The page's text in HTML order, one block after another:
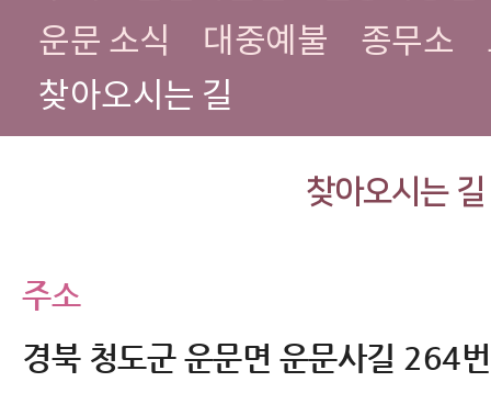
운문 소식
대중예불 종무소
찾아오시는 길
찾아오시는 길
주소
경북 청도군 운문면 운문사길 264